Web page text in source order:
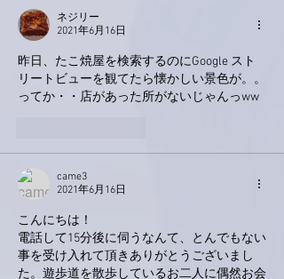
ネジリー
2021年6月16日
昨日、たこ焼屋を検索するのにGoogle スト
リートビューを観てたら懐かしい景色が。。
ってか・・店があった所がないじゃんっww
came3
2021年6月16日
こんにちは！
電話して15分後に伺うなんて、とんでもない
事を受け入れて頂きありがとうございまし
た。遊歩道を散歩しているお二人に偶然お会